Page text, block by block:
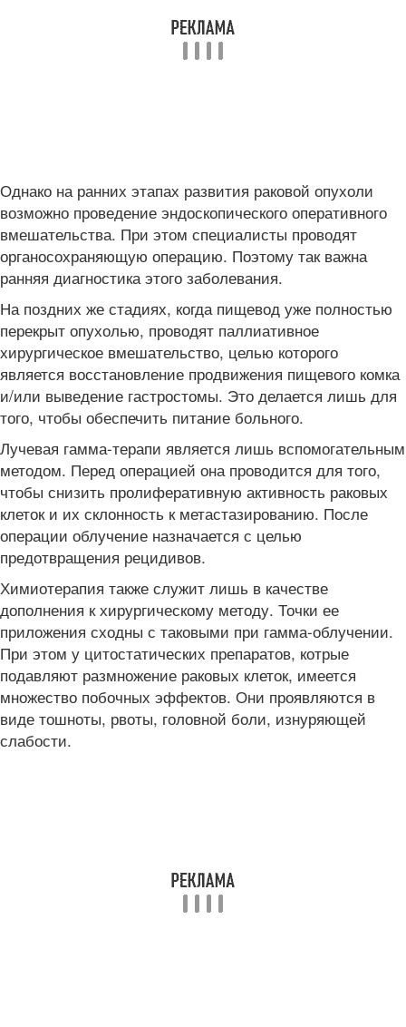
Однако на ранних этапах развития раковой опухоли
возможно проведение эндоскопического оперативного
вмешательства. При этом специалисты проводят
органосохраняющую операцию. Поэтому так важна
ранняя диагностика этого заболевания.
На поздних же стадиях, когда пищевод уже полностью
перекрыт опухолью, проводят паллиативное
хирургическое вмешательство, целью которого
является восстановление продвижения пищевого комка
и/или выведение гастростомы. Это делается лишь для
того, чтобы обеспечить питание больного.
Лучевая гамма-терапи является лишь вспомогательным
методом. Перед операцией она проводится для того,
чтобы снизить пролиферативную активность раковых
клеток и их склонность к метастазированию. После
операции облучение назначается с целью
предотвращения рецидивов.
Химиотерапия также служит лишь в качестве
дополнения к хирургическому методу. Точки ее
приложения сходны с таковыми при гамма-облучении.
При этом у цитостатических препаратов, котрые
подавляют размножение раковых клеток, имеется
множество побочных эффектов. Они проявляются в
виде тошноты, рвоты, головной боли, изнуряющей
слабости.